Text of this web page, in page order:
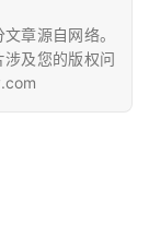
章源自网络。
及您的版权问